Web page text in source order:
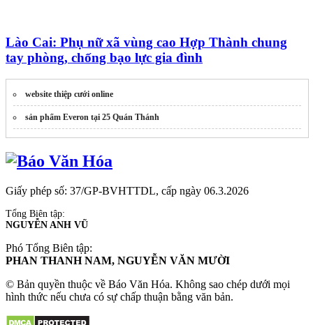
Lào Cai: Phụ nữ xã vùng cao Hợp Thành chung
tay phòng, chống bạo lực gia đình
website thiệp cưới online
sản phẩm Everon tại 25 Quán Thánh
Giấy phép số: 37/GP-BVHTTDL, cấp ngày 06.3.2026
Tổng Biên tập:
NGUYỄN ANH VŨ
Phó Tổng Biên tập:
PHAN THANH NAM, NGUYỄN VĂN MƯỜI
© Bản quyền thuộc về Báo Văn Hóa. Không sao chép dưới mọi
hình thức nếu chưa có sự chấp thuận bằng văn bản.